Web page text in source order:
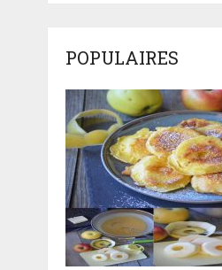
POPULAIRES